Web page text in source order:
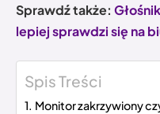
Sprawdź także:
lepiej sprawdzi się na
Spis Treści
Monitor zakrzywiony